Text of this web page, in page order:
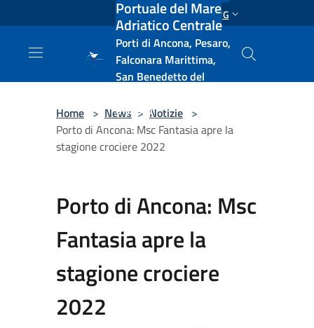
Salta al contenuto principale ENG
Portuale del Mare
Adriatico Centrale
Porti di Ancona, Pesaro,
Falconara Marittima,
San Benedetto del
e Vasto
Home > News > Notizie >
Porto di Ancona: Msc Fantasia apre la
stagione crociere 2022
Porto di Ancona: Msc
Fantasia apre la
stagione crociere
2022